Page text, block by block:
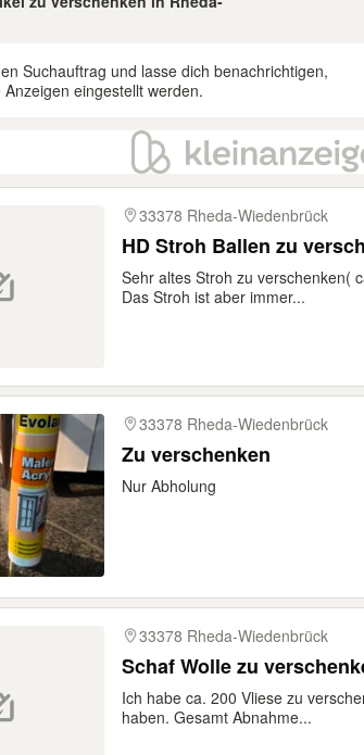
Suchauftrag und lasse dich benachrichtigen,
eingestellt werden.
33378 Rheda-Wiedenbrück
HD Stroh Ballen zu
Sehr altes Stroh zu verschenken(
Das Stroh ist aber immer...
33378 Rheda-Wiedenbrück
Zu verschenken
Nur Abholung
33378 Rheda-Wiedenbrück
Schaf Wolle zu
Ich habe ca. 200 Vliese zu
haben. Gesamt Abnahme...